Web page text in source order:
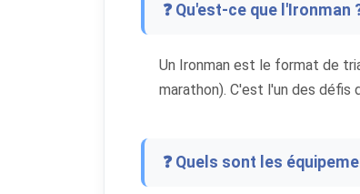
❓ Qu'est-ce que l'Ironman
Un Ironman est le format de
marathon). C'est l'un des défis
❓ Quels sont les